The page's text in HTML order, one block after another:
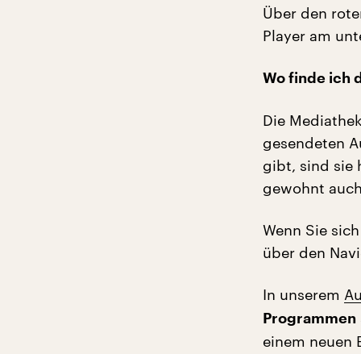
Über den
Player am
Wo finde ich
Die
gesendeten
gibt, sind sie
gewohnt
Wenn Sie
über den
In unserem
Programmen
einem neuen